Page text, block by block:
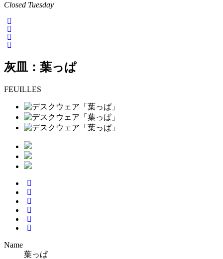
Closed Tuesday
灰皿：葉っぱ
FEUILLES
Name
葉っぱ